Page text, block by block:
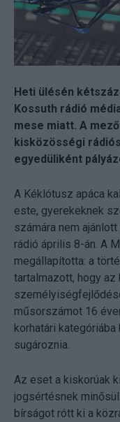
Heti ülésén
Kossuth rádió
mese miatt. A
kisközösségi
egyedüliként
A Kéklótusz apáca
este, gyerekeknek
számára nem
rádió április 8-án. A
megállapította: a
tartalmazott, hogy
műsorszámot 16
korhatári
sugároznia.
Az eset a kiskorúak
jogsértésnek
bírságot rótt ki a